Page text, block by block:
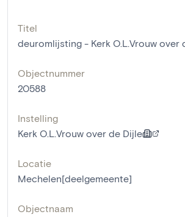
Titel
deuromlijsting - Kerk O.L.Vrouw over
Objectnummer
20588
Instelling
Kerk O.L.Vrouw over de Dijle
Locatie
Mechelen[deelgemeente]
Objectnaam